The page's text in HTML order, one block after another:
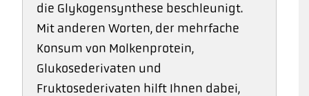
die Glykogensynthese beschleunigt.
Mit anderen Worten, der mehrfache
Konsum von Molkenprotein,
Glukosederivaten und
Fruktosederivaten hilft Ihnen dabei,